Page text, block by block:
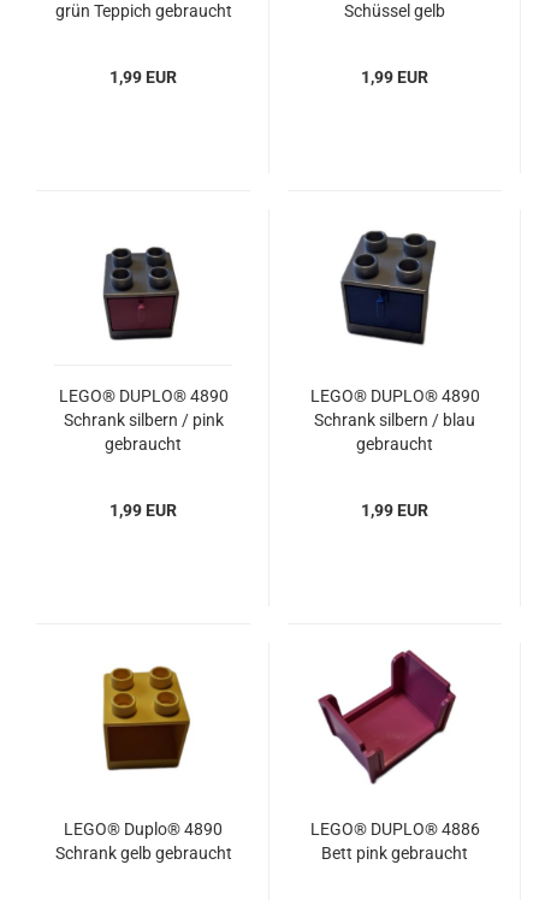
grün Teppich gebraucht
1,99 EUR
Schüssel gelb
1,99 EUR
LEGO® DUPLO® 4890
Schrank silbern / pink
gebraucht
1,99 EUR
LEGO® DUPLO® 4890
Schrank silbern / blau
gebraucht
1,99 EUR
LEGO® Duplo® 4890
Schrank gelb gebraucht
LEGO® DUPLO® 4886
Bett pink gebraucht